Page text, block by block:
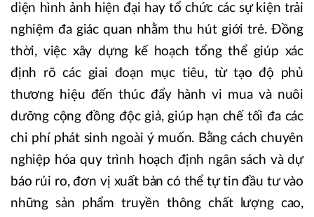
diện hình ảnh hiện đại hay tổ chức các sự kiện trải
nghiệm đa giác quan nhằm thu hút giới trẻ. Đồng
thời, việc xây dựng kế hoạch tổng thể giúp xác
định rõ các giai đoạn mục tiêu, từ tạo độ phủ
thương hiệu đến thúc đẩy hành vi mua và nuôi
dưỡng cộng đồng độc giả, giúp hạn chế tối đa các
chi phí phát sinh ngoài ý muốn. Bằng cách chuyên
nghiệp hóa quy trình hoạch định ngân sách và dự
báo rủi ro, đơn vị xuất bản có thể tự tin đầu tư vào
những sản phẩm truyền thông chất lượng cao,